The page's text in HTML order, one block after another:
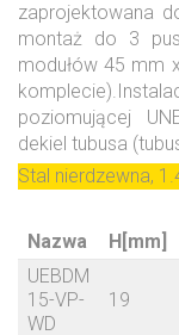
zaprojektowana
montaż do 3
modułów 45 mm
poziomującej
dekiel tubusa
Stal nierdzewna,
Nazwa H[mm]
UEBDM
15-VP-
WD
19